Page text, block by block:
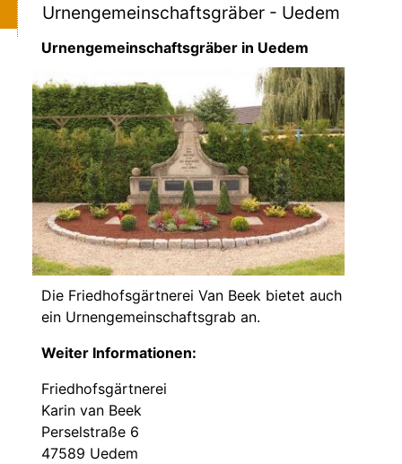
Urnengemeinschaftsgräber - Uedem
Urnengemeinschaftsgräber in Uedem
Die Friedhofsgärtnerei Van Beek bietet auch
ein Urnengemeinschaftsgrab an.
Weiter Informationen:
Friedhofsgärtnerei
Karin van Beek
Perselstraße 6
47589 Uedem